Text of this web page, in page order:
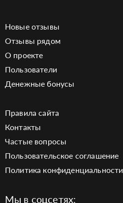
Новые отзывы
Отзывы рядом
О проекте
Пользователи
Денежные бонусы
Правила сайта
Контакты
Частые вопросы
Пользовательское соглашение
Политика конфиденциальности
Мы в соцсетях: